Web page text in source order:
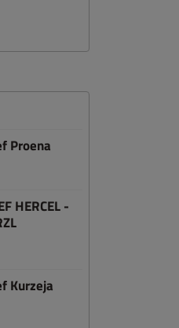
Proena
HERCEL -
Kurzeja